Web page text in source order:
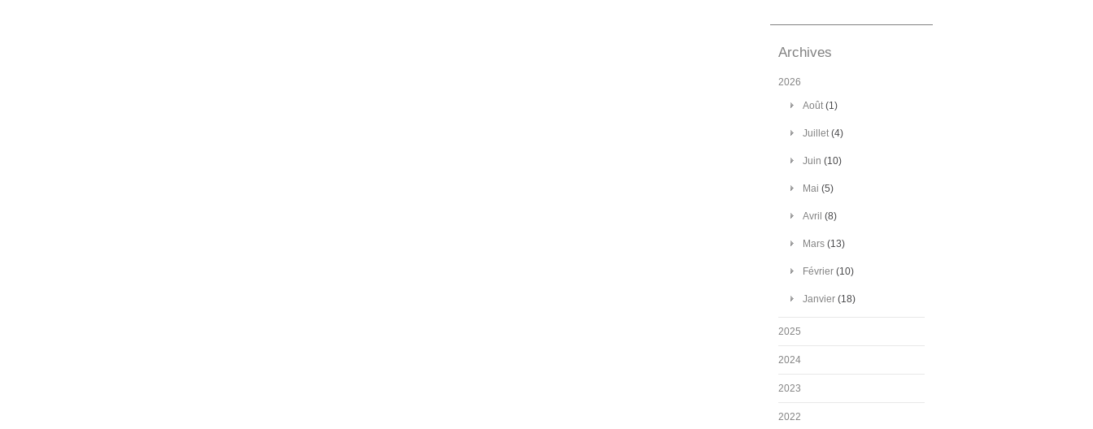
Archives
2026
Août(1)
Juillet(4)
Juin (10)
Mai (5)
Avril (8)
Mars (13)
Février (10)
Janvier (18)
2025
2024
2023
2022